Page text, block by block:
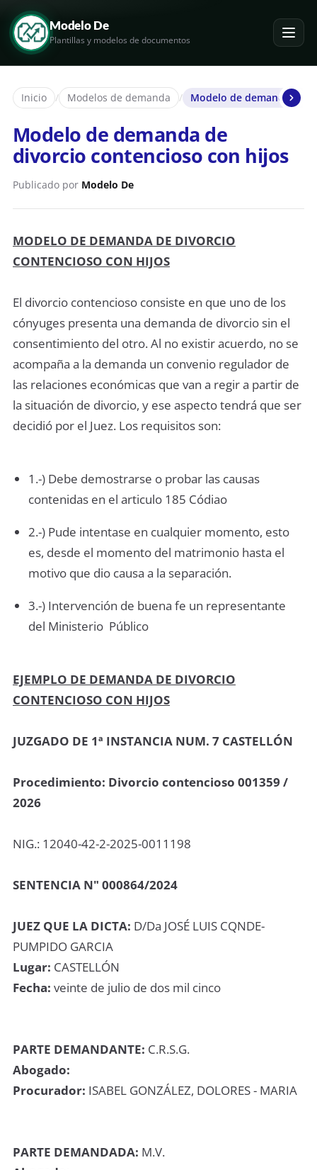
Modelo De
Plantillas y modelos de documentos
Inicio / Modelos de demanda / Modelo de demanda de
Modelo de demanda de
divorcio contencioso con hijos
Publicado por Modelo De
MODELO DE DEMANDA DE DIVORCIO
CONTENCIOSO CON HIJOS
El divorcio contencioso consiste en que uno de los
cónyuges presenta una demanda de divorcio sin el
consentimiento del otro. Al no existir acuerdo, no se
acompaña a la demanda un convenio regulador de
las relaciones económicas que van a regir a partir de
la situación de divorcio, y ese aspecto tendrá que ser
decidió por el Juez. Los requisitos son:
1.-) Debe demostrarse o probar las causas
contenidas en el articulo 185 Códiao
2.-) Pude intentase en cualquier momento, esto
es, desde el momento del matrimonio hasta el
motivo que dio causa a la separación.
3.-) Intervención de buena fe un representante
del Ministerio Público
EJEMPLO DE DEMANDA DE DIVORCIO
CONTENCIOSO CON HIJOS
JUZGADO DE 1ª INSTANCIA NUM. 7 CASTELLÓN
Procedimiento: Divorcio contencioso 001359 /
2026
NIG.: 12040-42-2-2025-0011198
SENTENCIA N" 000864/2024
JUEZ QUE LA DICTA: D/Da JOSÉ LUIS CQNDE-
PUMPIDO GARCIA
Lugar: CASTELLÓN
Fecha: veinte de julio de dos mil cinco
PARTE DEMANDANTE: C.R.S.G.
Abogado:
Procurador: ISABEL GONZÁLEZ, DOLORES - MARIA
PARTE DEMANDADA: M.V.